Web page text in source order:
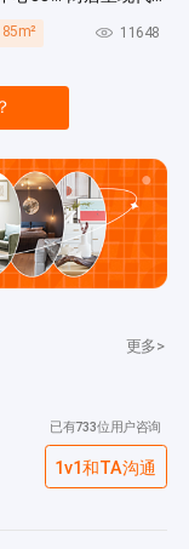
85m² 11648
更多>
已有733位用户咨询
1v1和TA沟通